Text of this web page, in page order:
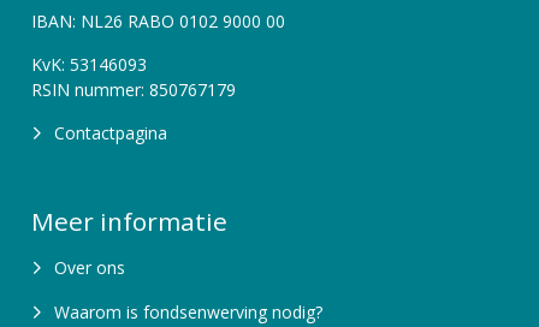
IBAN: NL26 RABO 0102 9000 00
KvK: 53146093
RSIN nummer: 850767179
Contactpagina
Meer informatie
Over ons
Waarom is fondsenwerving nodig?